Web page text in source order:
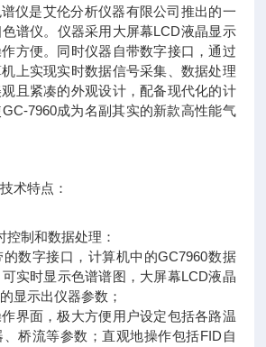
仪是艾伦分析仪器有限公司推出的一
谱仪。仪器采用大屏幕LCD液晶显示
方便。同时仪器自带数字接口，通过
上实现实时数据信号采集、数据处理
且紧凑的外观设计，配备现代化的计
7960成为名副其实的新款高性能气
术特点：
控制和数据处理：
数字接口，计算机中的GC7960数据
实时显示色谱谱图，大屏幕LCD液晶
显示出仪器参数；
界面，极大方便用户设定包括各路温
桥流等参数；直观地操作包括FID自